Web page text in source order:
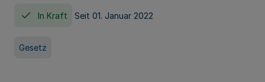
In Kraft Seit 01. Januar 2022
Gesetz